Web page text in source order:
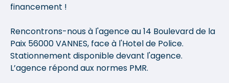
financement !
Rencontrons-nous à l'agence au 14 Boulevard de la
Paix 56000 VANNES, face à l'Hotel de Police.
Stationnement disponible devant l'agence.
L’agence répond aux normes PMR.